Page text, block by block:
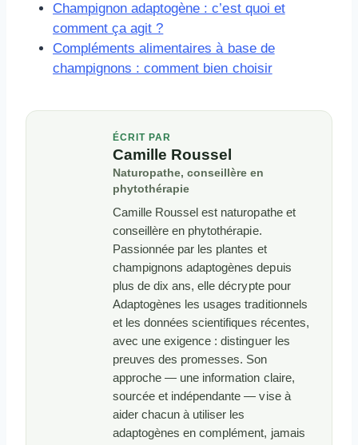
Champignon adaptogène : c’est quoi et
comment ça agit ?
Compléments alimentaires à base de
champignons : comment bien choisir
ÉCRIT PAR
Camille Roussel
Naturopathe, conseillère en
phytothérapie
Camille Roussel est naturopathe et
conseillère en phytothérapie.
Passionnée par les plantes et
champignons adaptogènes depuis
plus de dix ans, elle décrypte pour
Adaptogènes les usages traditionnels
et les données scientifiques récentes,
avec une exigence : distinguer les
preuves des promesses. Son
approche — une information claire,
sourcée et indépendante — vise à
aider chacun à utiliser les
adaptogènes en complément, jamais